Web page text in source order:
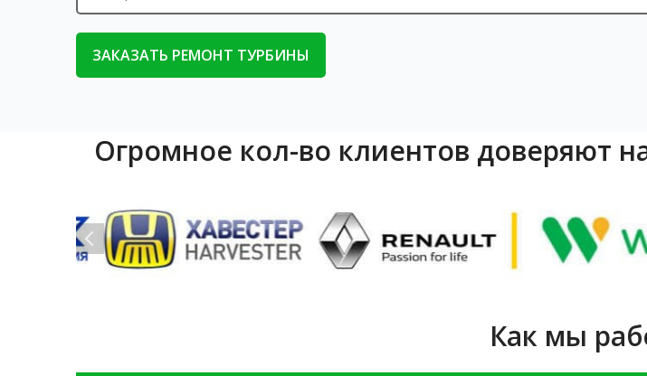
Огромное кол-во клиентов доверяют
Как мы